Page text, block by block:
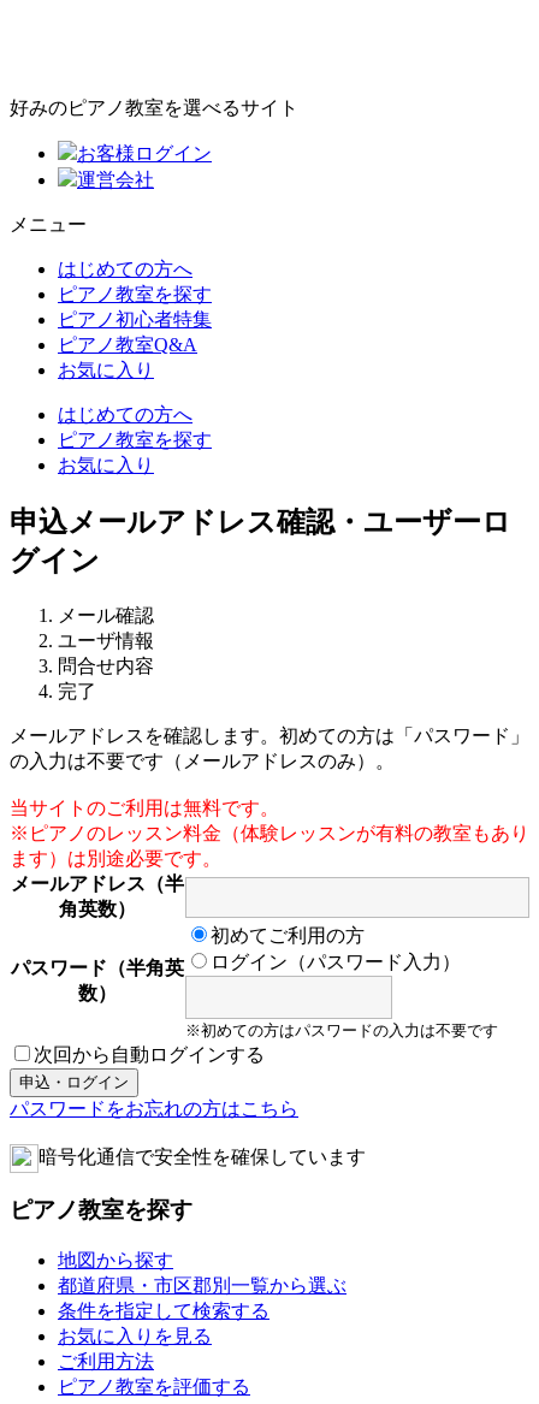
好みのピアノ教室を選べるサイト
お客様ログイン
運営会社
メニュー
はじめての方へ
ピアノ教室を探す
ピアノ初心者特集
ピアノ教室Q&A
お気に入り
はじめての方へ
ピアノ教室を探す
お気に入り
申込メールアドレス確認・ユーザーロ
グイン
メール確認
ユーザ情報
問合せ内容
完了
メールアドレスを確認します。初めての方は「パスワード」
の入力は不要です（メールアドレスのみ）。
当サイトのご利用は無料です。
※ピアノのレッスン料金（体験レッスンが有料の教室もあり
ます）は別途必要です。
メールアドレス（半
角英数）
パスワード（半角英
数）
初めてご利用の方
ログイン（パスワード入力）
※初めての方はパスワードの入力は不要です
次回から自動ログインする
パスワードをお忘れの方はこちら
暗号化通信で安全性を確保しています
ピアノ教室を探す
地図から探す
都道府県・市区郡別一覧から選ぶ
条件を指定して検索する
お気に入りを見る
ご利用方法
ピアノ教室を評価する